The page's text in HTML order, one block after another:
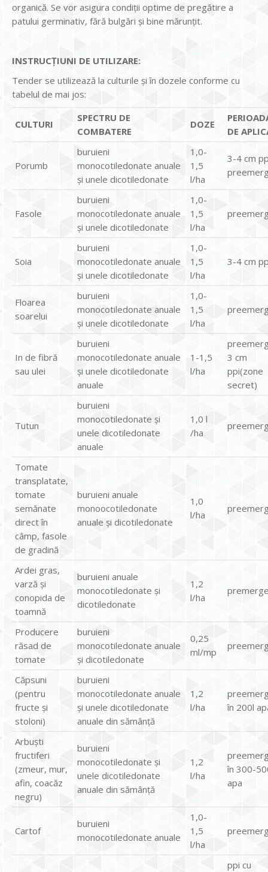
organică. Se vor asigura condiţii optime de pregătire a
patului germinativ, fără bulgări şi bine mărunţit.
INSTRUCŢIUNI DE UTILIZARE:
Tender se utilizează la culturile şi în dozele conforme cu
tabelul de mai jos:
CULTURI
SPECTRU DE
COMBATERE
DOZE
DE
Porumb
buruieni
monocotiledonate anuale
şi unele dicotiledonate
1,0-
1,5
l/ha
3-4 cm
Fasole
buruieni
monocotiledonate anuale
şi unele dicotiledonate
1,0-
1,5
l/ha
Soia
buruieni
monocotiledonate anuale
şi unele dicotiledonate
1,0-
1,5
l/ha
3-4 cm
Floarea
soarelui
buruieni
monocotiledonate anuale
şi unele dicotiledonate
1,0-
1,5
l/ha
In de fibră
sau ulei
buruieni
monocotiledonate anuale
şi unele dicotiledonate
anuale
1-1,5
l/ha
3 cm
ppi(zone
secret)
Tutun
buruieni
monocotiledonate şi
unele dicotiledonate
anuale
1,0 l
/ha
Tomate
transplatate,
tomate
semănate
direct în
câmp, fasole
de gradină
buruieni anuale
monoocotiledonate
anuale şi dicotiledonate
1,0
l/ha
Ardei gras,
varză şi
conopida de
toamnă
buruieni anuale
monocotiledonate şi
dicotiledonate
1,2
l/ha
Producere
răsad de
tomate
buruieni
monocotiledonate anuale
şi dicotiledonate
0,25
ml/mp
Căpsuni
(pentru
fructe şi
stoloni)
buruieni
monocotiledonate anuale
şi unele dicotiledonate
anuale din sămânţă
1,2
l/ha
în 200l
Arbuşti
fructiferi
(zmeur, mur,
afin, coacăz
negru)
buruieni
monocotiledonate şi
unele dicotiledonate
anuale din sămânţă
1,2
l/ha
în 300-
apa
Cartof
buruieni
monocotiledonate anuale
1,0-
1,5
l/ha
ppi cu